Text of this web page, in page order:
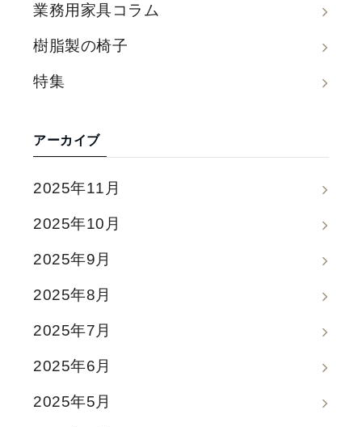
業務用家具コラム
樹脂製の椅子
特集
アーカイブ
2025年11月
2025年10月
2025年9月
2025年8月
2025年7月
2025年6月
2025年5月